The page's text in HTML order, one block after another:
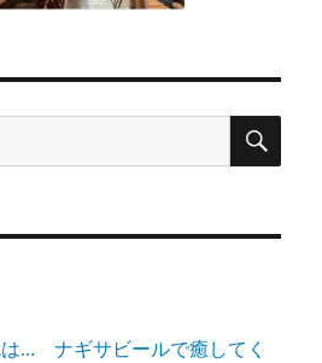
検
… ナギサビールで癒してく